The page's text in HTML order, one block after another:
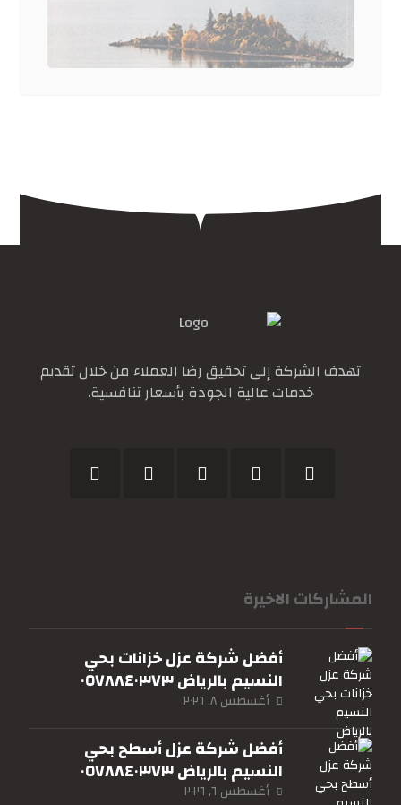
تهدف الشركة إلى تحقيق رضا العملاء من خلال تقديم
خدمات عالية الجودة بأسعار تنافسية.
المشاركات الاخيرة
أفضل شركة عزل خزانات بحي
النسيم بالرياض ٠٥٧٨٨٤٠٣٧٣
أغسطس ٨, ٢٠٢٦
أفضل شركة عزل أسطح بحي
النسيم بالرياض ٠٥٧٨٨٤٠٣٧٣
أغسطس ٦, ٢٠٢٦